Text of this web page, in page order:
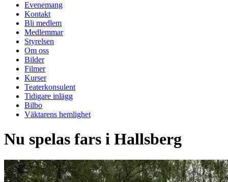
Evenemang
Kontakt
Bli medlem
Medlemmar
Styrelsen
Om oss
Bilder
Filmer
Kurser
Teaterkonsulent
Tidigare inlägg
Bilbo
Väktarens hemlighet
Nu spelas fars i Hallsberg